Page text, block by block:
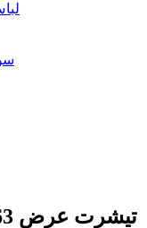
تیشرت عرض 63 و 68 و 73 سانت سایزبزرگ